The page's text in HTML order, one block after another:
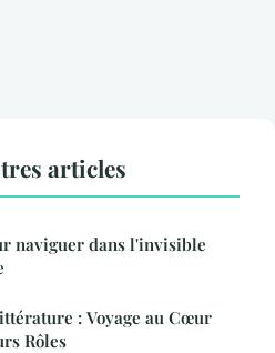
articles
naviguer dans l'invisible
: Voyage au Cœur
Rôles